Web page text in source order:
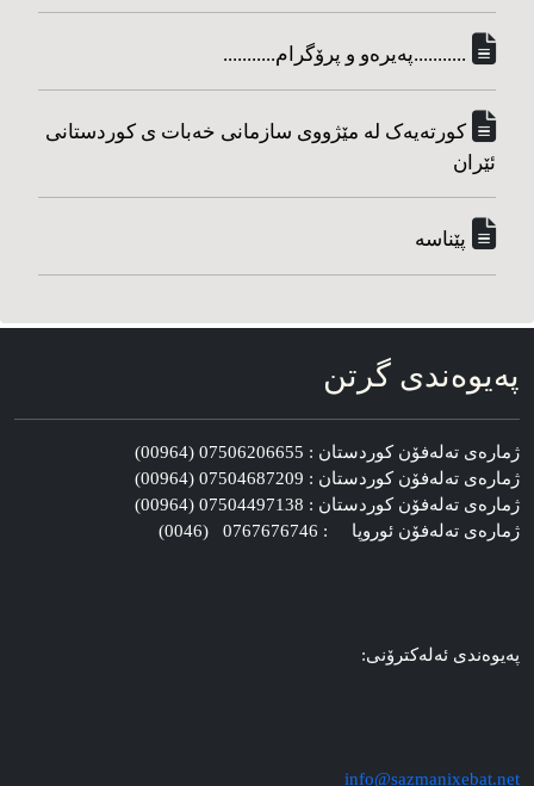
...........په‌یره‌و و پرۆگرام...........
کورته‌یه‌ک له مێژووی سازمانی خه‌بات ی کوردستانی
ئێران
پێناسه‌
په‌یوه‌ندی گرتن
ژماره‌ی ته‌له‌فۆن کوردستان : 07506206655 (00964)
ژماره‌ی ته‌له‌فۆن کوردستان : 07504687209 (00964)
ژماره‌ی ته‌له‌فۆن کوردستان : 07504497138 (00964)
ژماره‌ی ته‌له‌فۆن ئوروپا : 0767676746 (0046)
په‌یوه‌ندی ئه‌له‌کترۆنی:
info@sazmanixebat.net